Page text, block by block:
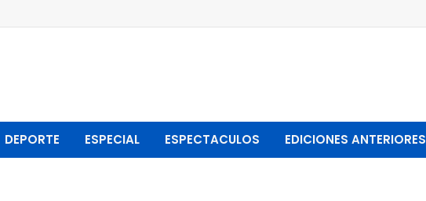
DEPORTE ESPECIAL ESPECTACULOS EDICIONES ANTERIORES